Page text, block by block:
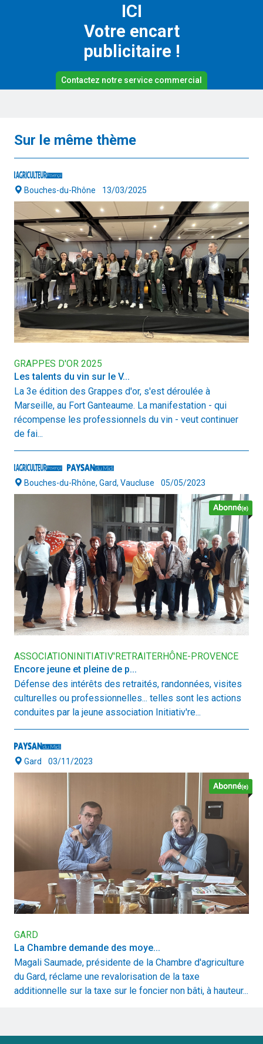
ICI
Votre encart
publicitaire !
Contactez notre service commercial
Sur le même thème
Bouches-du-Rhône 13/03/2025
GRAPPES D'OR 2025
Les talents du vin sur le V...
La 3e édition des Grappes d'or, s'est déroulée à
Marseille, au Fort Ganteaume. La manifestation - qui
récompense les professionnels du vin - veut continuer
de fai...
Bouches-du-Rhône, Gard, Vaucluse 05/05/2023
ASSOCIATIONINITIATIV'RETRAITERHÔNE-PROVENCE
Encore jeune et pleine de p...
Défense des intérêts des retraités, randonnées, visites
culturelles ou professionnelles... telles sont les actions
conduites par la jeune association Initiativ're...
Gard 03/11/2023
GARD
La Chambre demande des moye...
Magali Saumade, présidente de la Chambre d'agriculture
du Gard, réclame une revalorisation de la taxe
additionnelle sur la taxe sur le foncier non bâti, à hauteur...